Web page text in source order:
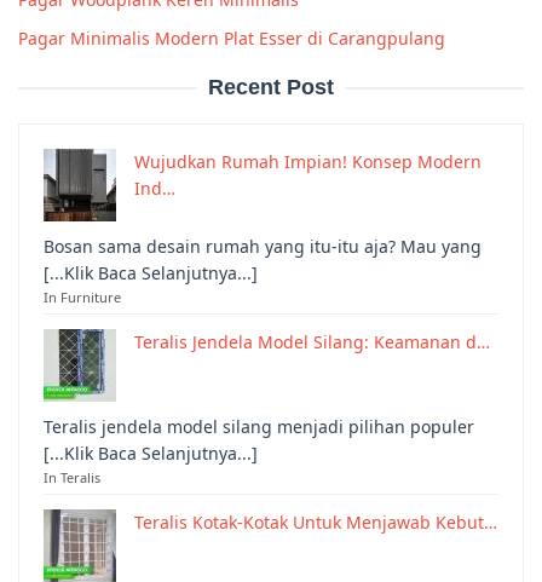
Pagar Minimalis Modern Plat Esser di Carangpulang
Recent Post
Wujudkan Rumah Impian! Konsep Modern
Ind…
Bosan sama desain rumah yang itu-itu aja? Mau yang
[...Klik Baca Selanjutnya...]
In Furniture
Teralis Jendela Model Silang: Keamanan d…
Teralis jendela model silang menjadi pilihan populer
[...Klik Baca Selanjutnya...]
In Teralis
Teralis Kotak-Kotak Untuk Menjawab Kebut…